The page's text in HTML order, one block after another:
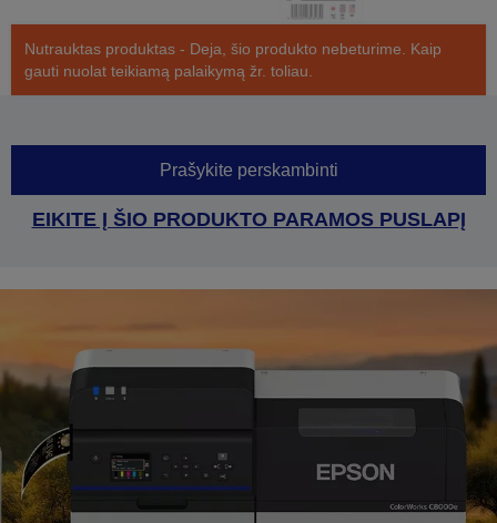
Nutrauktas produktas - Deja, šio produkto nebeturime. Kaip
gauti nuolat teikiamą palaikymą žr. toliau.
Prašykite perskambinti
EIKITE Į ŠIO PRODUKTO PARAMOS PUSLAPĮ